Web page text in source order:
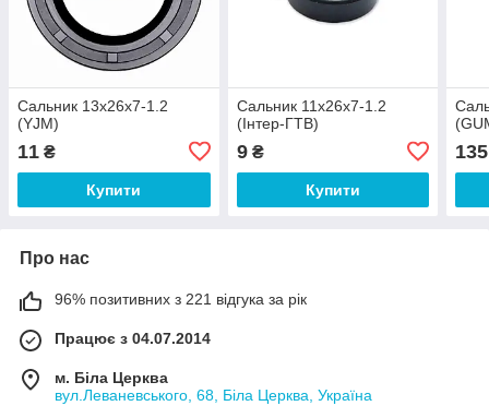
Сальник 13x26x7-1.2
(YJM)
11 ₴
Купити
Сальник 11х26х7-1.2
(Інтер-ГТВ)
9₴
Купити
135
Про нас
96% позитивних з 221 відгука за рік
Працює з 04.07.2014
м. Біла Церква
вул.Леваневського, 68, Біла Церква, Україна